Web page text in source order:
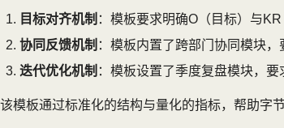
目标对齐机制 ：模板要求明确O（目标）与
协同反馈机制 ：模板内置了跨部门协同模块，
迭代优化机制 ：模板设置了季度复盘模块，
该模板通过标准化的结构与量化的指标，帮助字